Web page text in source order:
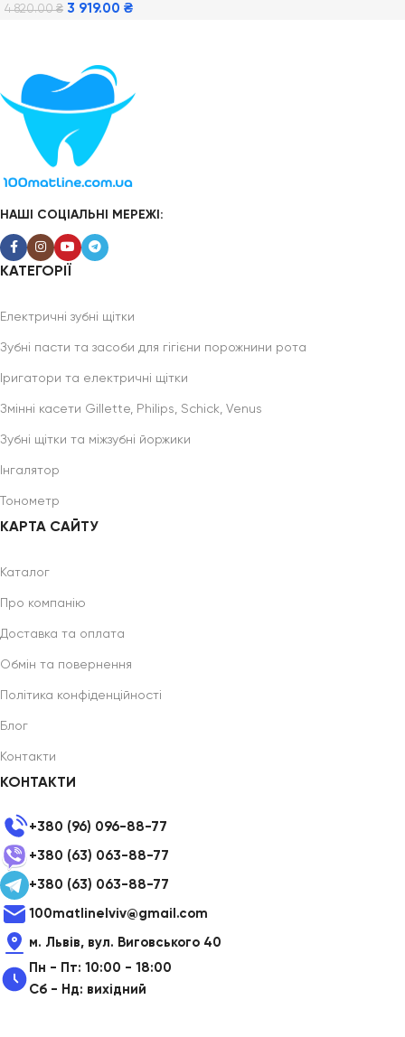
4 820.00₴ 3 919.00 ₴
НАШІ СОЦІАЛЬНІ МЕРЕЖІ:
КАТЕГОРІЇ
Електричні зубні щітки
Зубні пасти та засоби для гігієни порожнини рота
Іригатори та електричні щітки
Змінні касети Gillette, Philips, Schick, Venus
Зубні щітки та міжзубні йоржики
Інгалятор
Тонометр
КАРТА САЙТУ
Каталог
Про компанію
Доставка та оплата
Обмін та повернення
Політика конфіденційності
Блог
Контакти
КОНТАКТИ
+380 (96) 096-88-77
+380 (63) 063-88-77
+380 (63) 063-88-77
100matlinelviv@gmail.com
м. Львів, вул. Виговського 40
Пн - Пт: 10:00 - 18:00
Сб - Нд: вихідний